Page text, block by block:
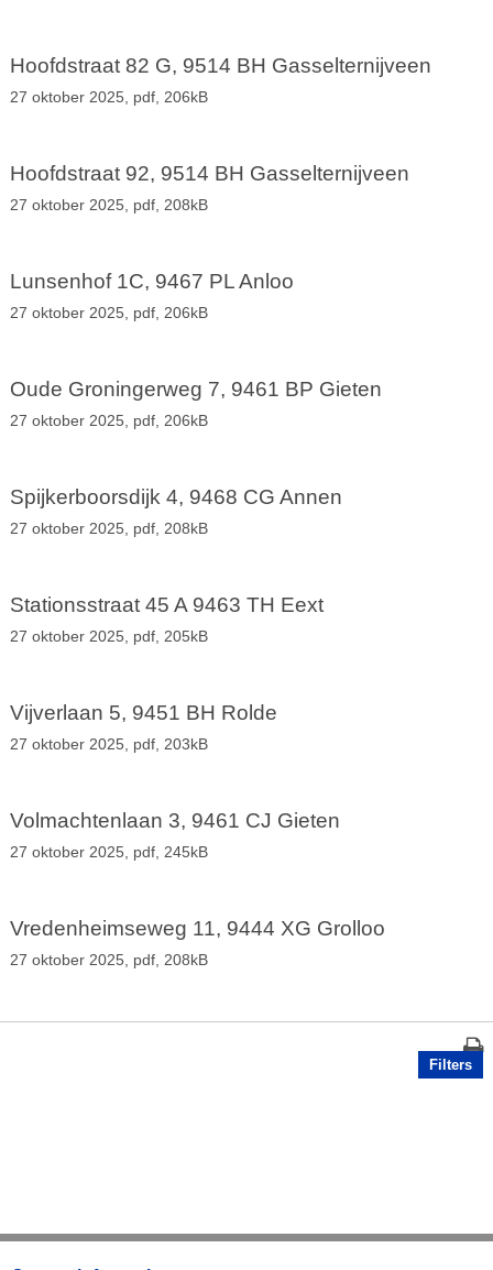
Hoofdstraat 82 G, 9514 BH Gasselternijveen
27 oktober 2025, pdf, 206kB
Hoofdstraat 92, 9514 BH Gasselternijveen
27 oktober 2025, pdf, 208kB
Lunsenhof 1C, 9467 PL Anloo
27 oktober 2025, pdf, 206kB
Oude Groningerweg 7, 9461 BP Gieten
27 oktober 2025, pdf, 206kB
Spijkerboorsdijk 4, 9468 CG Annen
27 oktober 2025, pdf, 208kB
Stationsstraat 45 A 9463 TH Eext
27 oktober 2025, pdf, 205kB
Vijverlaan 5, 9451 BH Rolde
27 oktober 2025, pdf, 203kB
Volmachtenlaan 3, 9461 CJ Gieten
27 oktober 2025, pdf, 245kB
Vredenheimseweg 11, 9444 XG Grolloo
27 oktober 2025, pdf, 208kB
Filters